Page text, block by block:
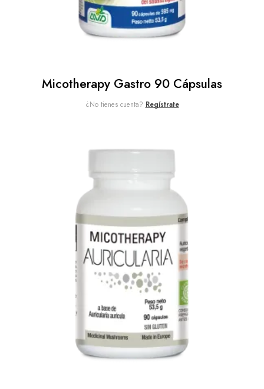
Micotherapy Gastro 90 Cápsulas
¿No tienes cuenta? Regístrate